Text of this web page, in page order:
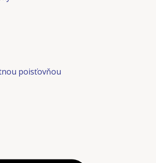
poisťovňou